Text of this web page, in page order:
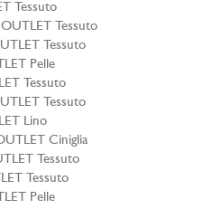
Tessuto
Tessuto
Tessuto
Pelle
Tessuto
Tessuto
Lino
Ciniglia
Tessuto
Tessuto
Pelle